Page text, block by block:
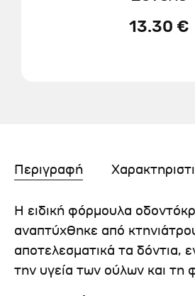
13.30 €
Περιγραφή
Η ειδική φόρμουλα
αναπτύχθηκε από
αποτελεσματικά τα δόντια,
την υγεία των ούλων και τη